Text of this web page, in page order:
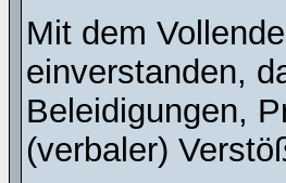
Mit dem
einverstanden,
Beleidigungen,
(verbaler)